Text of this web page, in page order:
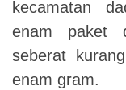
kecamatan
enam paket
seberat
enam gram.